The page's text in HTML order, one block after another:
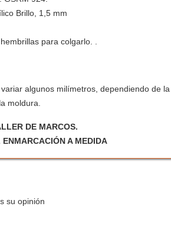
Brillo, 1,5 mm
para colgarlo. .
algunos milímetros, dependiendo de la
moldura.
DE MARCOS.
ENMARCACIÓN A MEDIDA
su opinión